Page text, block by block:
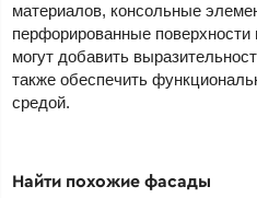
материалов, консольные
перфорированные
могут добавить
также обеспечить
средой.
Найти похожие фасады